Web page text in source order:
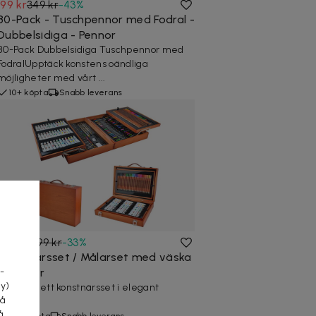
kr349 kr-43%
Pack - Tuschpennor med Fodral -
- Pennor
Pack Dubbelsidiga Tuschpennor med
konstens oändliga
med vårt ...
10+ köpta Snabb leverans
kr 899 kr-33%
Konstnärsset / Målarset med väska
delar
komplett konstnärsset i elegant